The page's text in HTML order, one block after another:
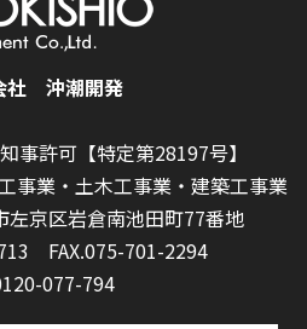
社 沖潮開発
事許可【特定第28197号】
事業・土木工事業・建築工事業
京区岩倉南池田町77番地
FAX.075-701-2294
077-794